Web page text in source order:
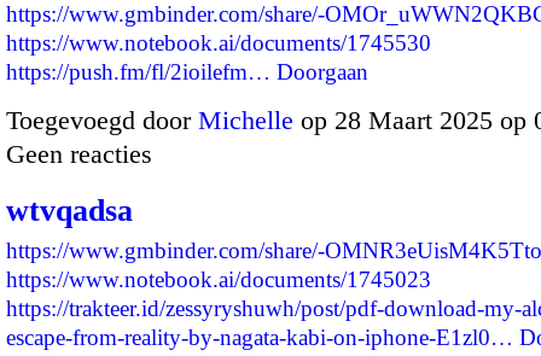
https://www.gmbinder.com/share/-
https://www.notebook.ai/documents/1745530
https://push.fm/fl/2ioilefm… Doorgaan
Toegevoegd door Michelle op 28 Maart 2025
Geen reacties
wtvqadsa
https://www.gmbinder.com/share/-
https://www.notebook.ai/documents/1745023
https://trakteer.id/zessyryshuwh/post/pdf-download-my-
escape-from-reality-by-nagata-kabi-on-iphone-E1zl0…